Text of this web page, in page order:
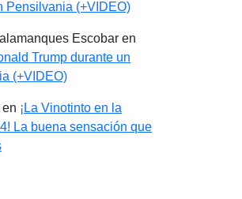
Pensilvania (+VIDEO)
Escobar en
Trump durante un
(+VIDEO)
en ¡La Vinotinto en la
La buena sensación que